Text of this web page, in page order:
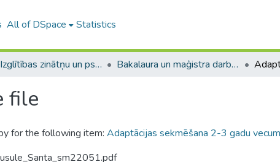
All of DSpace Statistics
A -- Izglītības zinātņu un psiholoģijas fakultāte / Faculty of Education Sciences and Psychology Bakalaura un maģistra darbi (PPMF) / Bachelor's and Master's theses
file
for the following item: Adaptācijas sekmēšana 2-3 gadu